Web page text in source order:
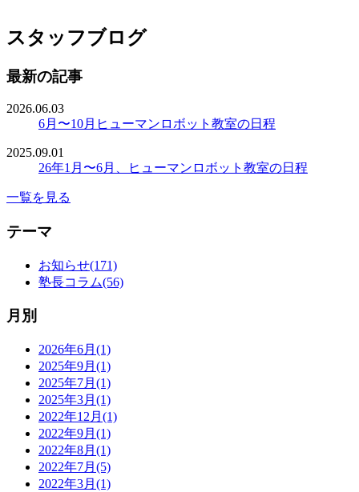
スタッフブログ
最新の記事
2026.06.03
6月〜10月ヒューマンロボット教室の日程
2025.09.01
26年1月〜6月、ヒューマンロボット教室の日程
一覧を見る
テーマ
お知らせ(171)
塾長コラム(56)
月別
2026年6月(1)
2025年9月(1)
2025年7月(1)
2025年3月(1)
2022年12月(1)
2022年9月(1)
2022年8月(1)
2022年7月(5)
2022年3月(1)